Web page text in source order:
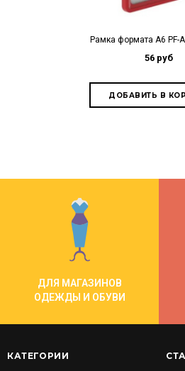
Рамка формата А6 PF-
56 руб
ДЛЯ МАГАЗИНОВ
ОДЕЖДЫ И ОБУВИ
КАТЕГОРИИ